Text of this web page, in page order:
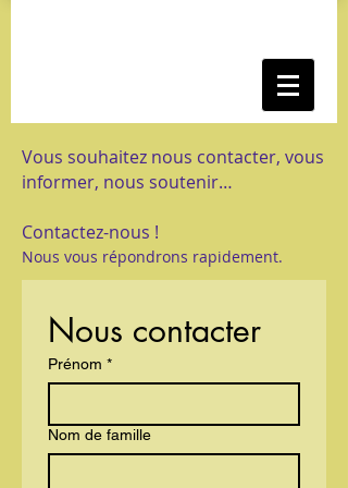
Vous souhaitez nous contacter, vous
informer, nous soutenir…
Contactez-nous !
Nous vous répondrons rapidement.
Nous contacter
Prénom *
Nom de famille